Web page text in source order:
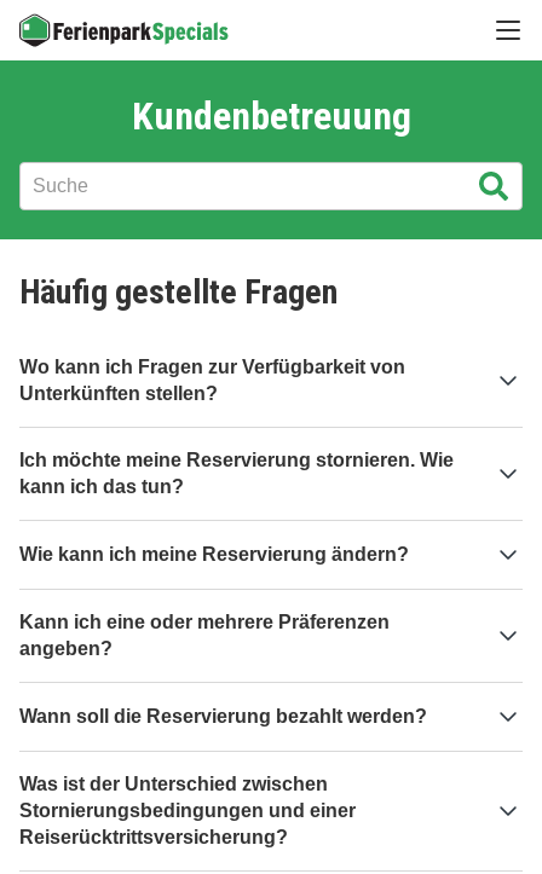
Kundenbetreuung
Dies ist ein Suchfeld mit einer automatischen
Häufig gestellte Fragen
Wo kann ich Fragen zur Verfügbarkeit von
Unterkünften stellen?
Ich möchte meine Reservierung stornieren. Wie
kann ich das tun?
Wie kann ich meine Reservierung ändern?
Kann ich eine oder mehrere Präferenzen
angeben?
Wann soll die Reservierung bezahlt werden?
Was ist der Unterschied zwischen
Stornierungsbedingungen und einer
Reiserücktrittsversicherung?